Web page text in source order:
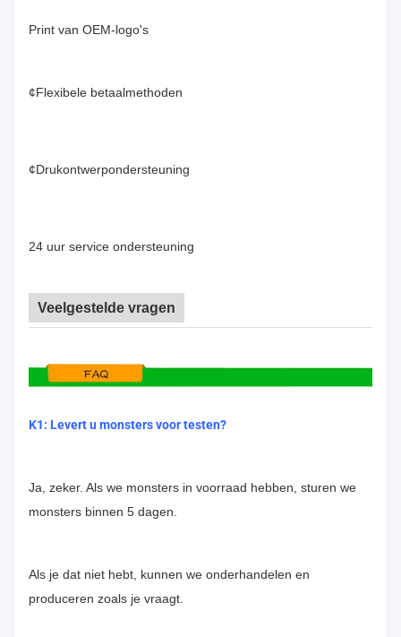
Print van OEM-logo's
¢Flexibele betaalmethoden
¢Drukontwerpondersteuning
24 uur service ondersteuning
Veelgestelde vragen
K1: Levert u monsters voor testen?
Ja, zeker. Als we monsters in voorraad hebben, sturen we
monsters binnen 5 dagen.
Als je dat niet hebt, kunnen we onderhandelen en
produceren zoals je vraagt.